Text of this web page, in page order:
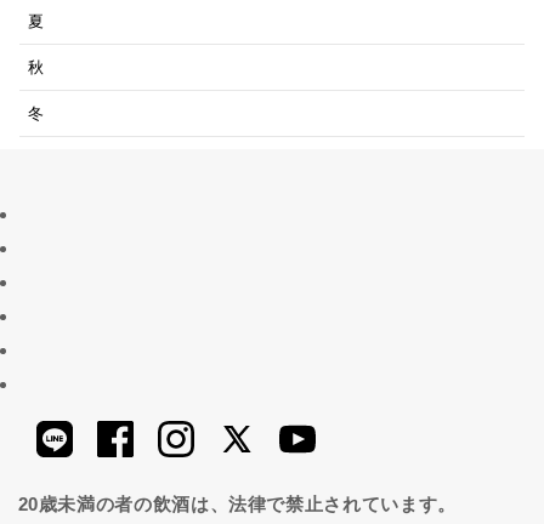
夏
秋
冬
20歳未満の者の飲酒は、法律で禁止されています。